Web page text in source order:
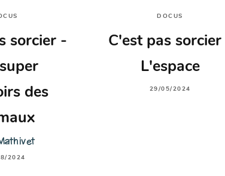
sorcier -
des
2024
DOCUS
C'est pas sorcier
L'espace
29/05/2024